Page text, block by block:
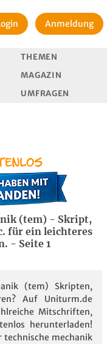
Anmeldung
THEMEN
MAGAZIN
UMFRAGEN
(tem) - Skript,
für ein leichteres
- Seite 1
(tem) Skripten,
Auf Uniturm.de
Mitschriften,
herunterladen!
mechanik